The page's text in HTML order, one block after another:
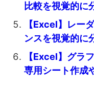
比較を視覚的に
【Excel】レー
ンスを視覚的に
【Excel】グラ
専用シート作成